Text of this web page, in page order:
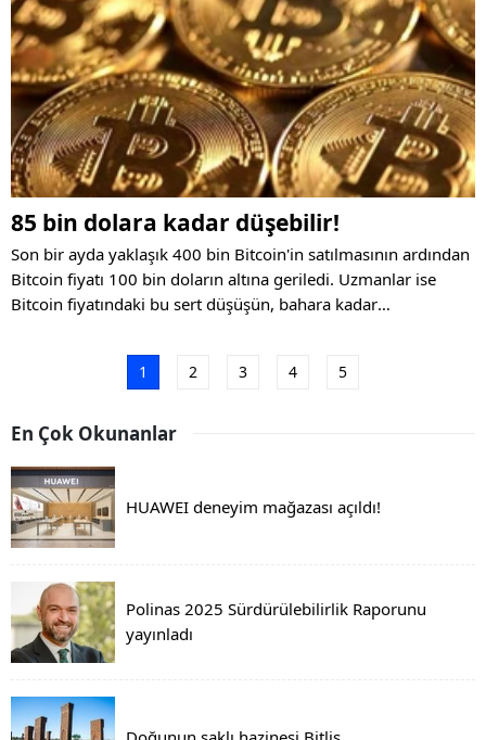
85 bin dolara kadar düşebilir!
Son bir ayda yaklaşık 400 bin Bitcoin'in satılmasının ardından
Bitcoin fiyatı 100 bin doların altına geriledi. Uzmanlar ise
Bitcoin fiyatındaki bu sert düşüşün, bahara kadar
1 2 3 4 5
En Çok Okunanlar
HUAWEI deneyim mağazası açıldı!
Polinas 2025 Sürdürülebilirlik Raporunu
yayınladı